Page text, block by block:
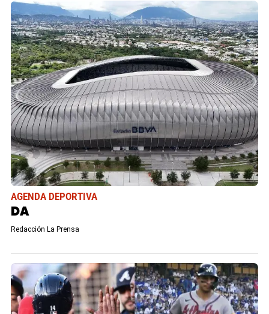
AGENDA DEPORTIVA
DA
Redacción La Prensa